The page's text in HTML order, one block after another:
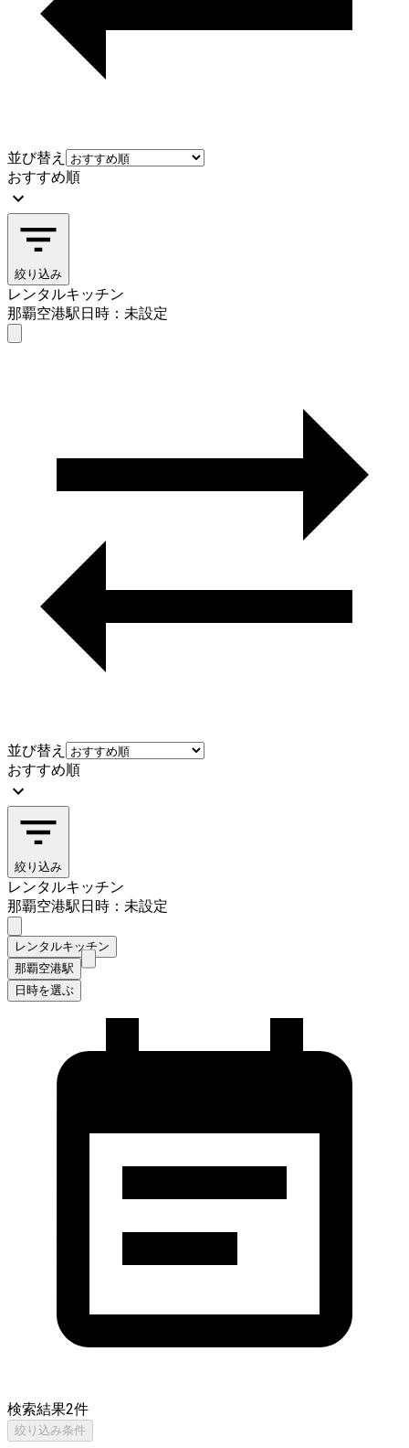
並び替え
おすすめ順
絞り込み
レンタルキッチン
那覇空港駅日時：未設定
並び替え
おすすめ順
絞り込み
レンタルキッチン
那覇空港駅日時：未設定
レンタルキッチン
那覇空港駅
日時を選ぶ
検索結果2件
絞り込み条件